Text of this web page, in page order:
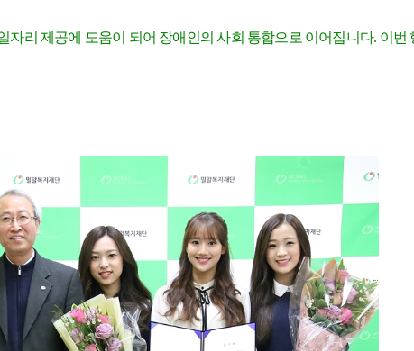
자리 제공에 도움이 되어 장애인의 사회 통합으로 이어집니다. 이번